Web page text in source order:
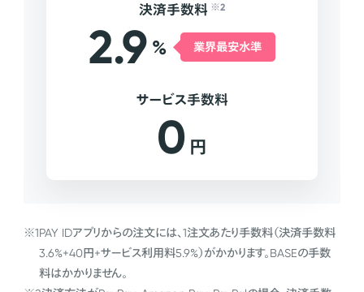
決済手数料 ※2
2.9 % 業界最安水準
サービス手数料
0 円
※1PAY IDアプリからの注文には、1注文あたり手数料（決済手数料
3.6%+40円+サービス利用料5.9%）がかかります。BASEの手数
料はかかりません。